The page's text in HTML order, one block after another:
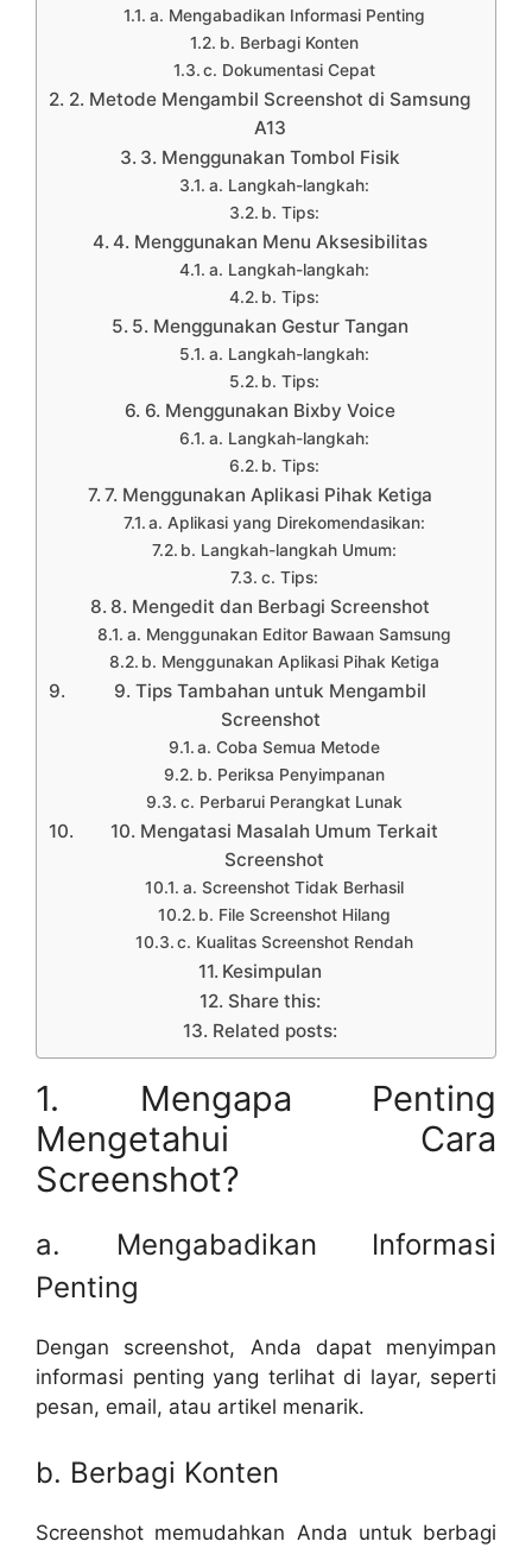
a. Mengabadikan Informasi Penting
b. Berbagi Konten
c. Dokumentasi Cepat
2. Metode Mengambil Screenshot di Samsung
A13
3. Menggunakan Tombol Fisik
a. Langkah-langkah:
b. Tips:
4. Menggunakan Menu Aksesibilitas
a. Langkah-langkah:
b. Tips:
5. Menggunakan Gestur Tangan
a. Langkah-langkah:
b. Tips:
6. Menggunakan Bixby Voice
a. Langkah-langkah:
b. Tips:
7. Menggunakan Aplikasi Pihak Ketiga
a. Aplikasi yang Direkomendasikan:
b. Langkah-langkah Umum:
c. Tips:
8. Mengedit dan Berbagi Screenshot
a. Menggunakan Editor Bawaan Samsung
b. Menggunakan Aplikasi Pihak Ketiga
9. Tips Tambahan untuk Mengambil
Screenshot
a. Coba Semua Metode
b. Periksa Penyimpanan
c. Perbarui Perangkat Lunak
10. Mengatasi Masalah Umum Terkait
Screenshot
a. Screenshot Tidak Berhasil
b. File Screenshot Hilang
c. Kualitas Screenshot Rendah
Kesimpulan
Share this:
Related posts:
1. Mengapa Penting
Mengetahui Cara
Screenshot?
a. Mengabadikan Informasi
Penting
Dengan screenshot, Anda dapat menyimpan
informasi penting yang terlihat di layar, seperti
pesan, email, atau artikel menarik.
b. Berbagi Konten
Screenshot memudahkan Anda untuk berbagi